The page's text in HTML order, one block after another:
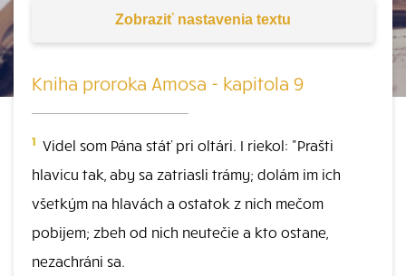
Zobraziť nastavenia textu
Kniha proroka Amosa - kapitola 9
1 Videl som Pána stáť pri oltári. I riekol: "Prašti
hlavicu tak, aby sa zatriasli trámy; dolám im ich
všetkým na hlavách a ostatok z nich mečom
pobijem; zbeh od nich neutečie a kto ostane,
nezachráni sa.